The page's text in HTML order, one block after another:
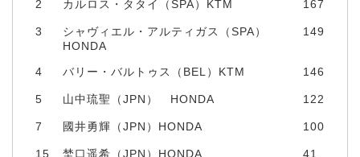
2 カルロス・タタイ（SPA）KTM 167
3
シャヴィエル・アルティガス（SPA）
HONDA
149
4 バリー・バルトゥス（BEL）KTM 146
5 山中琉聖（JPN） HONDA 122
7 國井勇輝（JPN）HONDA 100
15 埜口遥希（JPN）HONDA 41